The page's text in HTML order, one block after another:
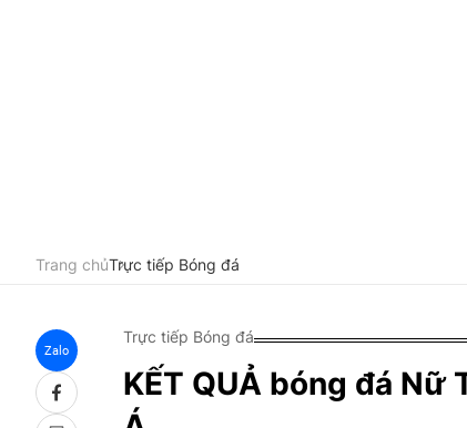
Trang chủTrực tiếp Bóng đá
Zalo
Trực tiếp Bóng đá
KẾT QUẢ bóng đá